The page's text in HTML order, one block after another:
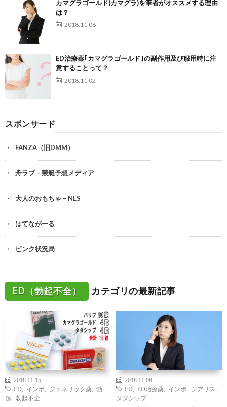
カマグラゴールド(カマグラ)を筆者がオススメする理由
は？
2018.11.06
ED治療薬｢カマグラゴールド｣の副作用及び服用時に注
意することって？
2018.11.02
スポンサード
FANZA（旧DMM）
舟ラブ – 競艇予想メディア
大人のおもちゃ – NLS
はてながーる
ピンク状況局
ED（勃起不全） カテゴリの最新記事
2018.11.15
ED
インポ ジェネリック薬
勃
起
勃起不全
2018.11.08
ED
ED治療薬 インポ シアリス
タダシップ